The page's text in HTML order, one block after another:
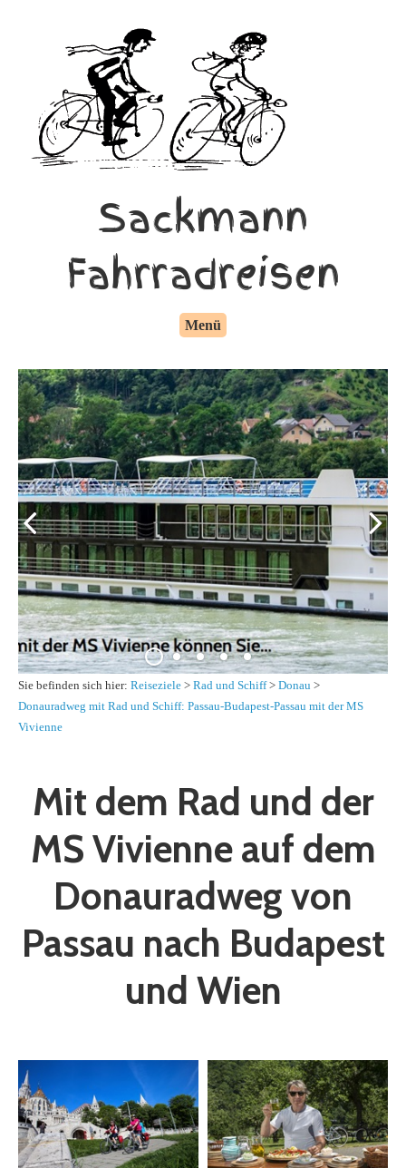
Sackmann
Fahrradreisen
Menü
Sie befinden sich hier: Reiseziele > Rad und Schiff> Donau >
Donauradweg mit Rad und Schiff: Passau-Budapest-Passau mit der MS
Vivienne
Mit dem Rad und der
MS Vivienne auf dem
Donauradweg von
Passau nach Budapest
und Wien